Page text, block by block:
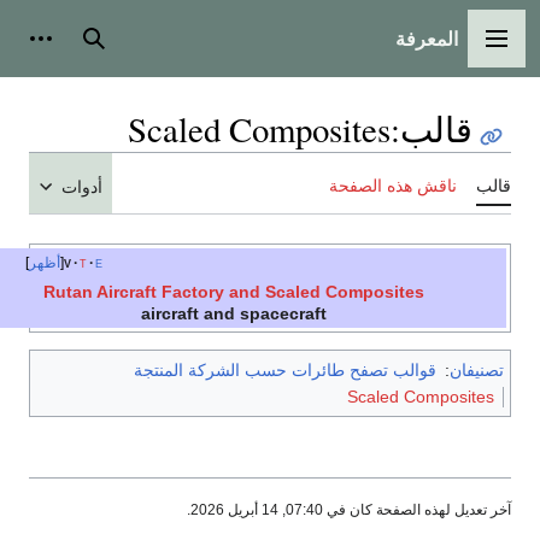
القائمة الرئيسية
المعرفة بحث
قالب:
Scaled Composites
ناقش هذه الصفحة
أظهر
Rutan Aircraft Factory and Scaled Composites
aircraft and spacecraft
: قوالب تصفح طائرات حسب الشركة المنتجة
Scaled Composites
تعديل لهذه الصفحة كان في 07:40, 14 أبريل 2026.